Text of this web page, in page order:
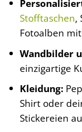
Stofftaschen,
Fotoalben
Wandbilder
einzigartige
Kleidung:
Shirt oder
Stickereien